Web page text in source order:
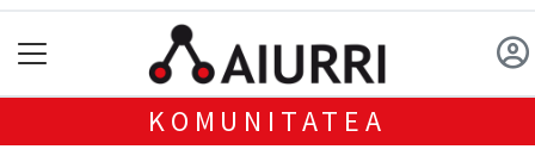
KOMUNITATEA